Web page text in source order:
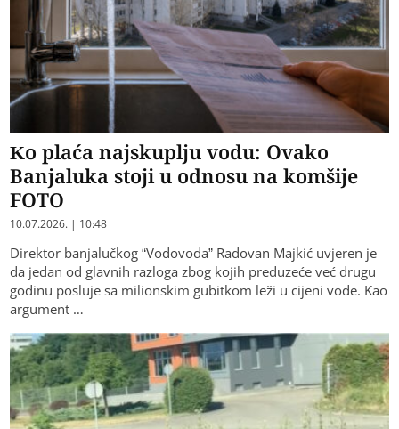
Ko plaća najskuplju vodu: Ovako
Banjaluka stoji u odnosu na komšije
FOTO
10.07.2026. | 10:48
Direktor banjalučkog “Vodovoda” Radovan Majkić uvjeren je
da jedan od glavnih razloga zbog kojih preduzeće već drugu
godinu posluje sa milionskim gubitkom leži u cijeni vode. Kao
argument …